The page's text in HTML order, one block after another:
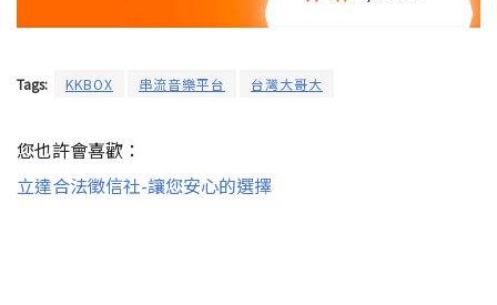
Tags: KKBOX 串流音樂平台 台灣大哥大
您也許會喜歡：
立達合法徵信社-讓您安心的選擇